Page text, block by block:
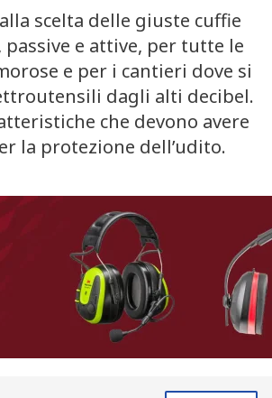
scelta delle giuste cuffie
e attive, per tutte le
e per i cantieri dove si
dagli alti decibel.
che devono avere
la protezione dell’udito.